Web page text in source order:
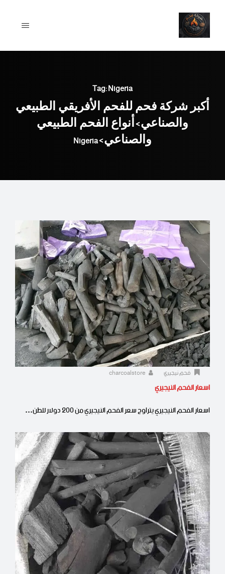
content
Tag: Nigeria
أكبر شركة فحم للفحم الأفريقي الطبيعي
والصناعي>أنواع الفحم الطبيعي
والصناعي>
Nigeria
فحم نيجيري
اسعار الفحم النيجيري
اسعار الفحم النيجيري يتراوح سعر الفحم النيجيري من 200 دولار للطن…